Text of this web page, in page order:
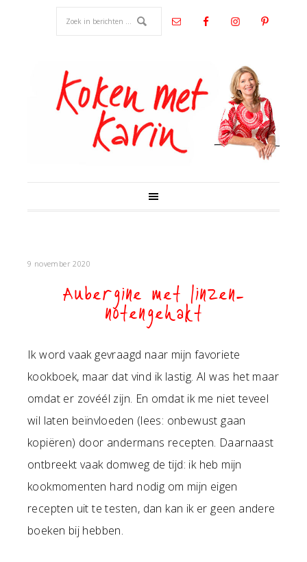
9 november 2020
Aubergine met linzen-
notengehakt
Ik word vaak gevraagd naar mijn favoriete
kookboek, maar dat vind ik lastig. Al was het maar
omdat er zovéél zijn. En omdat ik me niet teveel
wil laten beïnvloeden (lees: onbewust gaan
kopiëren) door andermans recepten. Daarnaast
ontbreekt vaak domweg de tijd: ik heb mijn
kookmomenten hard nodig om mijn eigen
recepten uit te testen, dan kan ik er geen andere
boeken bij hebben.